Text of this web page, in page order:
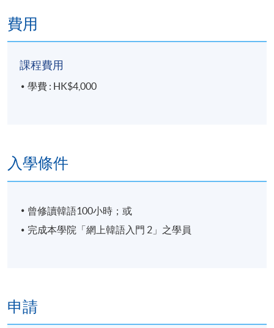
子"欄下載。
至五，10:00am-12:30pm 及 2:00pm-6:00pm (星期六、
日及公眾假期休息)，先到北角城中心1樓報名中心 (香
平台公佈，敬請留意。
逢周四，7:00-10:00pm
18講54小時
費用
課程費用
學費 : HK$4,000
入學條件
曾修讀韓語100小時；或
完成本學院「網上韓語入門 2」之學員
申請